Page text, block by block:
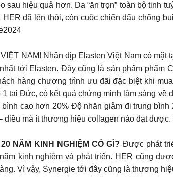
hiệu quả hơn. Da “ăn trọn” toàn bộ tinh
đã lên thôi, còn cuộc chiến đấu chống
NAM! Nhân dịp Elasten Việt Nam có
tới Elasten. Đây cũng là sản phẩm
hàng chương trình ưu đãi đặc biệt khi
tại Đức, có kết quả chứng minh lâm sàng
cao hơn 20% Độ nhăn giảm đi trung
mà ít thương hiệu collagen nào đạt
NĂM KINH NGHIỆM CÓ GÌ? Được phát
kinh nghiệm và phát triển. HER cũng
Vì vậy, Synergie tới đây cũng là thương